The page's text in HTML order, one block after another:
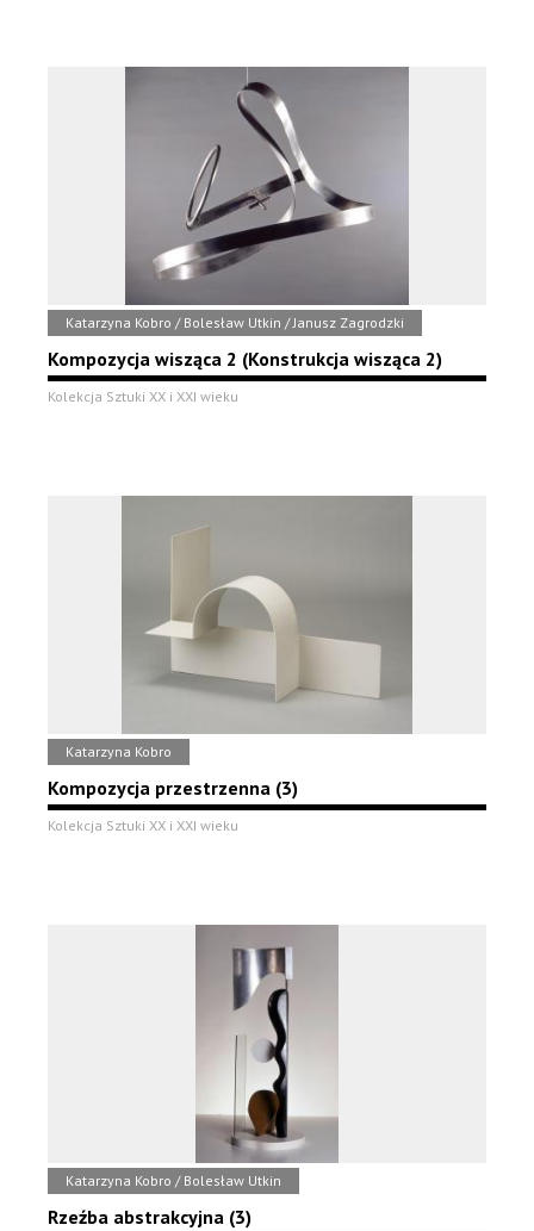
Katarzyna Kobro / Bolesław Utkin / Janusz Zagrodzki
Kompozycja wisząca 2 (Konstrukcja wisząca 2)
Kolekcja Sztuki XX i XXI wieku
Katarzyna Kobro
Kompozycja przestrzenna (3)
Kolekcja Sztuki XX i XXI wieku
Katarzyna Kobro / Bolesław Utkin
Rzeźba abstrakcyjna (3)